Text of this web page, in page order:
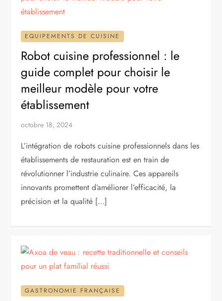
EQUIPEMENTS DE CUISINE
Robot cuisine professionnel : le
guide complet pour choisir le
meilleur modèle pour votre
établissement
octobre 18, 2024
L’intégration de robots cuisine professionnels dans les
établissements de restauration est en train de
révolutionner l’industrie culinaire. Ces appareils
innovants promettent d’améliorer l’efficacité, la
précision et la qualité […]
GASTRONOMIE FRANÇAISE